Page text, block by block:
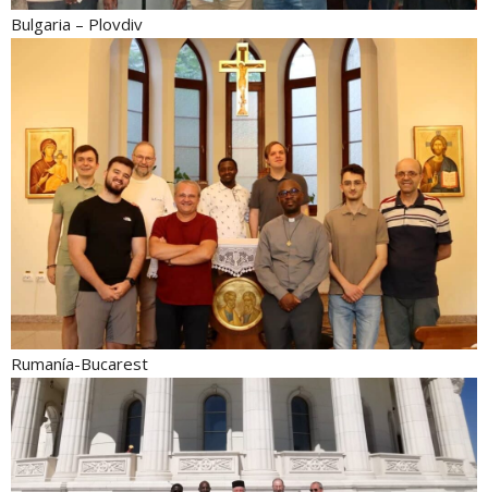
Bulgaria – Plovdiv
Rumanía-Bucarest